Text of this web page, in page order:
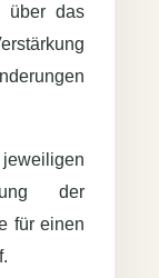
über das
der
für einen